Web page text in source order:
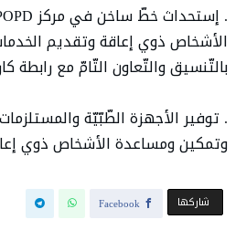
الأشخاص ذوي إعاقة وتقديم
بالتّنسيق والتّعاون التّامّ مع رابطة
. توفير الأجهزة الطّبّيّة
وتمكين ومساعدة الأشخاص ذوي
‫‫ شاركها‬ Facebook